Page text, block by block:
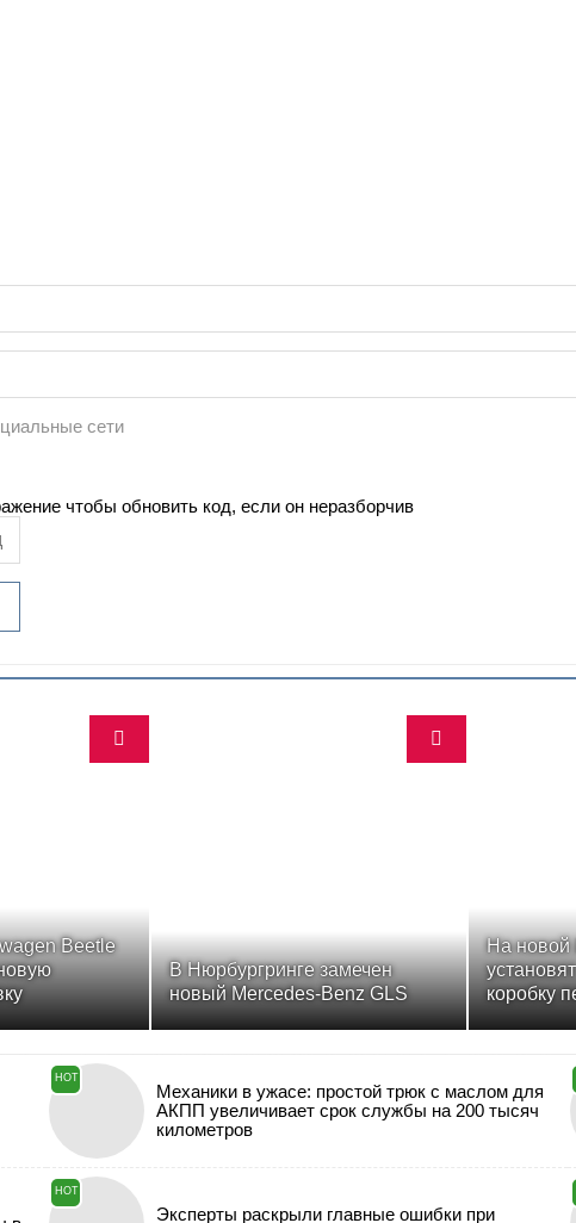
сети
Beetle
В Нюрбургринге замечен
новый Mercedes-Benz GLS
На новой
коробку
HOT
Механики в ужасе: простой трюк с маслом для
АКПП увеличивает срок службы на 200 тысяч
километров
HOT
Эксперты раскрыли главные ошибки при